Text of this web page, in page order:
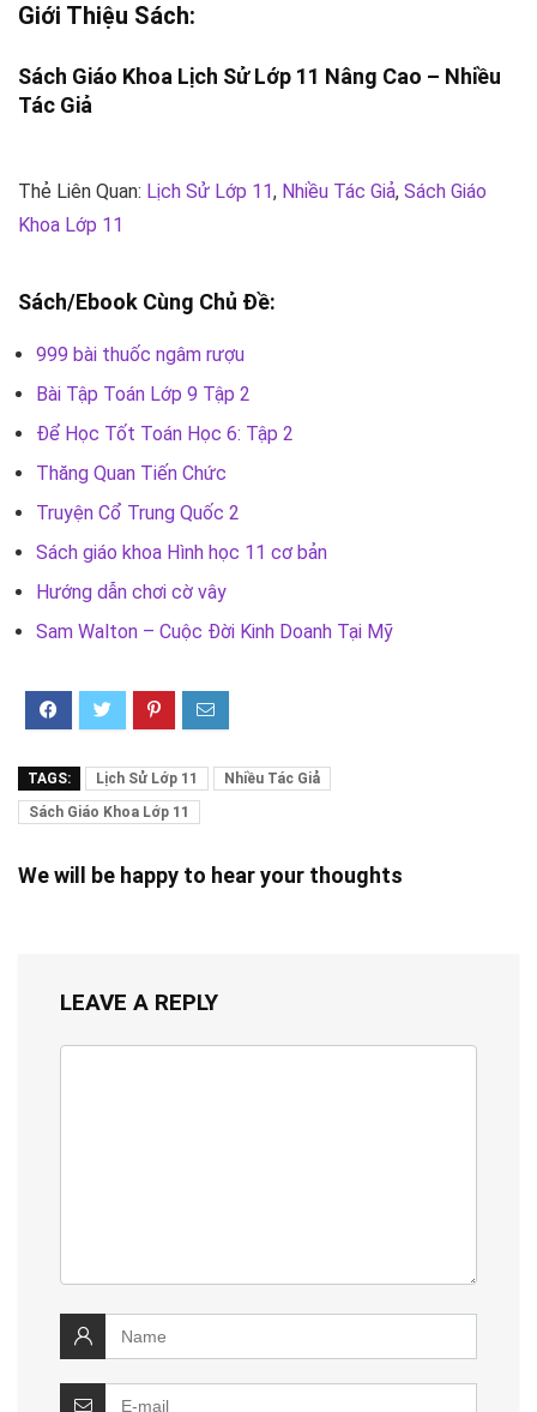
Giới Thiệu Sách:
Sách Giáo Khoa Lịch Sử Lớp 11 Nâng Cao – Nhiều
Tác Giả
Thẻ Liên Quan: Lịch Sử Lớp 11, Nhiều Tác Giả, Sách Giáo
Khoa Lớp 11
Sách/Ebook Cùng Chủ Đề:
999 bài thuốc ngâm rượu
Bài Tập Toán Lớp 9 Tập 2
Để Học Tốt Toán Học 6: Tập 2
Thăng Quan Tiến Chức
Truyện Cổ Trung Quốc 2
Sách giáo khoa Hình học 11 cơ bản
Hướng dẫn chơi cờ vây
Sam Walton – Cuộc Đời Kinh Doanh Tại Mỹ
TAGS: Lịch Sử Lớp 11
Nhiều Tác Giả
Sách Giáo Khoa Lớp 11
We will be happy to hear your thoughts
LEAVE A REPLY